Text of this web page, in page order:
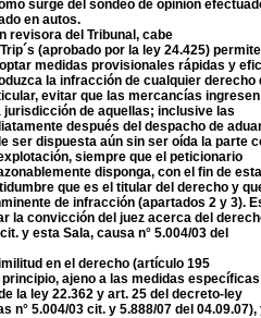
surge del sondeo de opinión
en autos.
revisora del Tribunal, cabe
(aprobado por la ley 24.425) permite
medidas provisionales rápidas y
la infracción de cualquier derecho
evitar que las mercancías
de aquellas; inclusive las
después del despacho de
ser dispuesta aún sin ser oída la parte
siempre que el peticionario
disponga, con el fin de
que es el titular del derecho y
de infracción (apartados 2 y 3).
la convicción del juez acerca del
y esta Sala, causa n° 5.004/03 del
en el derecho (artículo 195
ajeno a las medidas específicas
la ley 22.362 y art. 25 del decreto-ley
n° 5.004/03 cit. y 5.888/07 del 04.09.07),